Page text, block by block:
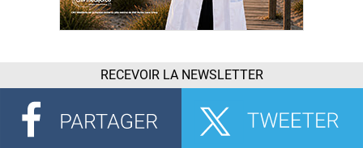
RECEVOIR LA NEWSLETTER